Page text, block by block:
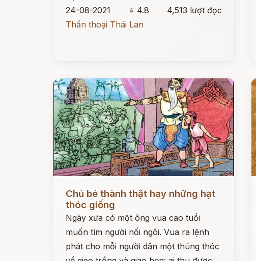
24-08-2021
⭐ 4.8
4,513 lượt đọc
Thần thoại Thái Lan
Chú bé thành thật hay những hạt
thóc giống
Ngày xưa có một ông vua cao tuổi
muốn tìm người nối ngôi. Vua ra lệnh
phát cho mỗi người dân một thúng thóc